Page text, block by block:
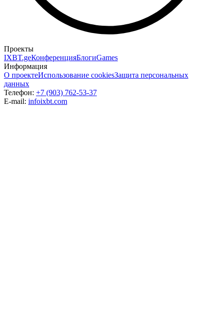
Проекты
IXBT.geКонференцияБлогиGames
Информация
О проектеИспользование cookiesЗащита персональных
данных
Телефон: +7 (903) 762-53-37
E-mail: infoixbt.com